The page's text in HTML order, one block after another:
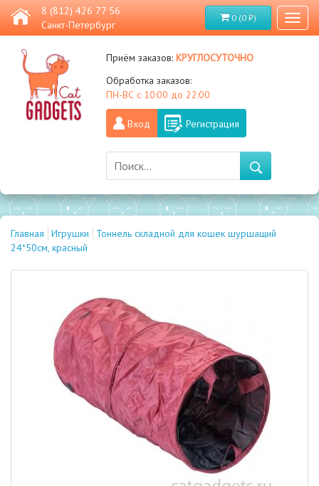
8 (812) 426 77 56
Санкт-Петербург
0 (0 ₽)
Приём заказов:круглосуточно
Обработка заказов:
ПН-ВС с 10:00 до 22:00
Вход Регистрация
Главная Игрушки
Тоннель складной для кошек шуршащий
24*50см, красный